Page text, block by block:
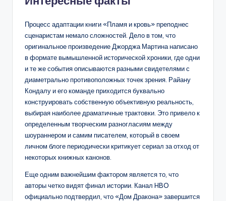
Процесс адаптации книги «Пламя и кровь» преподнес
сценаристам немало сложностей. Дело в том, что
оригинальное произведение Джорджа Мартина написано
в формате вымышленной исторической хроники, где одни
и те же события описываются разными свидетелями с
диаметрально противоположных точек зрения. Райану
Кондалу и его команде приходится буквально
конструировать собственную объективную реальность,
выбирая наиболее драматичные трактовки. Это привело к
определенным творческим разногласиям между
шоураннером и самим писателем, который в своем
личном блоге периодически критикует сериал за отход от
некоторых книжных канонов.
Еще одним важнейшим фактором является то, что
авторы четко видят финал истории. Канал HBO
официально подтвердил, что «Дом Дракона» завершится